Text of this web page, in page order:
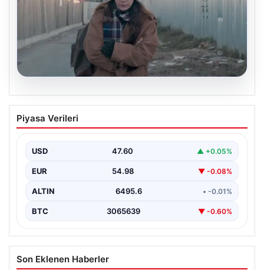
05.08.2026
Türk sinemasında farklı bir imza: Ceylan
Özgün Özçelik’in en iyi filmleri
Piyasa Verileri
USD 47.60 ▲ +0.05%
EUR 54.98 ▼ -0.08%
ALTIN 6495.6 • -0.01%
BTC 3065639 ▼ -0.60%
Son Eklenen Haberler